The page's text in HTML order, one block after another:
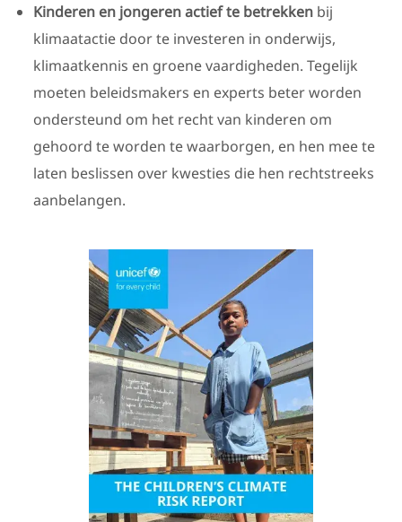
Kinderen en jongeren actief te betrekkenbij
klimaatactie door te investeren in onderwijs,
klimaatkennis en groene vaardigheden. Tegelijk
moeten beleidsmakers en experts beter worden
ondersteund om het recht van kinderen om
gehoord te worden te waarborgen, en hen mee te
laten beslissen over kwesties die hen rechtstreeks
aanbelangen.